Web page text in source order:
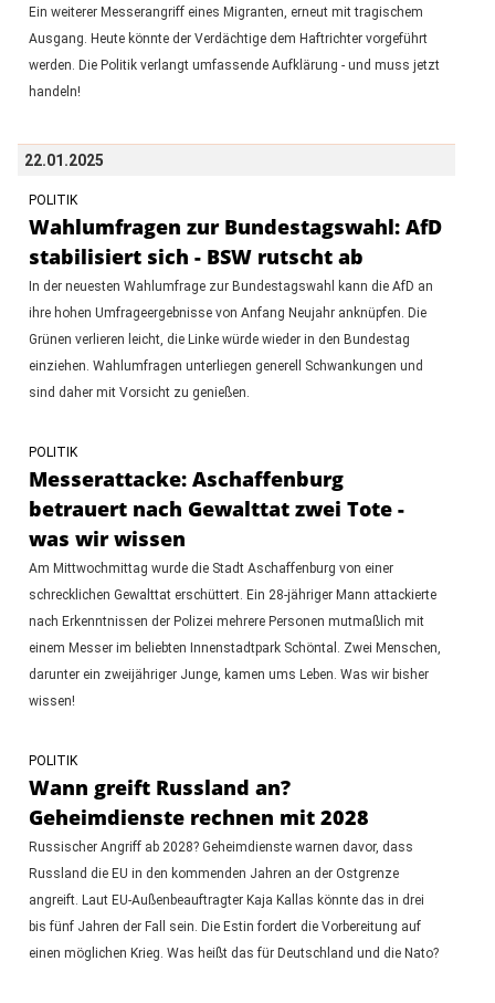
Ein weiterer Messerangriff eines Migranten, erneut mit tragischem
Ausgang. Heute könnte der Verdächtige dem Haftrichter vorgeführt
werden. Die Politik verlangt umfassende Aufklärung - und muss jetzt
handeln!
22.01.2025
POLITIK
Wahlumfragen zur Bundestagswahl: AfD
stabilisiert sich - BSW rutscht ab
In der neuesten Wahlumfrage zur Bundestagswahl kann die AfD an
ihre hohen Umfrageergebnisse von Anfang Neujahr anknüpfen. Die
Grünen verlieren leicht, die Linke würde wieder in den Bundestag
einziehen. Wahlumfragen unterliegen generell Schwankungen und
sind daher mit Vorsicht zu genießen.
POLITIK
Messerattacke: Aschaffenburg
betrauert nach Gewalttat zwei Tote -
was wir wissen
Am Mittwochmittag wurde die Stadt Aschaffenburg von einer
schrecklichen Gewalttat erschüttert. Ein 28-jähriger Mann attackierte
nach Erkenntnissen der Polizei mehrere Personen mutmaßlich mit
einem Messer im beliebten Innenstadtpark Schöntal. Zwei Menschen,
darunter ein zweijähriger Junge, kamen ums Leben. Was wir bisher
wissen!
POLITIK
Wann greift Russland an?
Geheimdienste rechnen mit 2028
Russischer Angriff ab 2028? Geheimdienste warnen davor, dass
Russland die EU in den kommenden Jahren an der Ostgrenze
angreift. Laut EU-Außenbeauftragter Kaja Kallas könnte das in drei
bis fünf Jahren der Fall sein. Die Estin fordert die Vorbereitung auf
einen möglichen Krieg. Was heißt das für Deutschland und die Nato?